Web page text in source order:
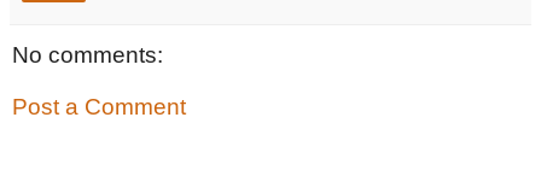
No comments:
Post a Comment